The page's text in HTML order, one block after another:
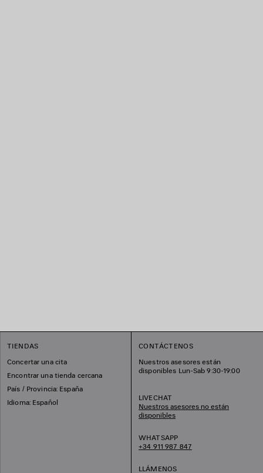
TIENDAS
Concertar una cita
Encontrar una tienda cercana
País / Provincia: España
Idioma: Español
CONTÁCTENOS
Nuestros asesores están
disponibles Lun-Sab 9:30-19:00
LIVECHAT
Nuestros asesores no están
disponibles
WHATSAPP
+34 911 987 847
LLÁMENOS